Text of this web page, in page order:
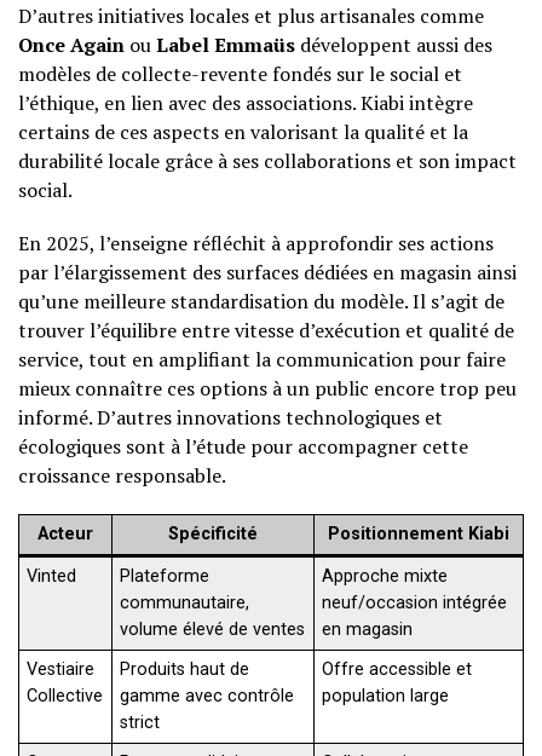
D’autres initiatives locales et plus artisanales comme
Once Again ouLabel Emmaüs développent aussi des
modèles de collecte-revente fondés sur le social et
l’éthique, en lien avec des associations. Kiabi intègre
certains de ces aspects en valorisant la qualité et la
durabilité locale grâce à ses collaborations et son impact
social.
En 2025, l’enseigne réfléchit à approfondir ses actions
par l’élargissement des surfaces dédiées en magasin ainsi
qu’une meilleure standardisation du modèle. Il s’agit de
trouver l’équilibre entre vitesse d’exécution et qualité de
service, tout en amplifiant la communication pour faire
mieux connaître ces options à un public encore trop peu
informé. D’autres innovations technologiques et
écologiques sont à l’étude pour accompagner cette
croissance responsable.
Acteur Spécificité Positionnement Kiabi
Vinted
Plateforme
communautaire,
volume élevé de ventes
Approche mixte
neuf/occasion intégrée
en magasin
Vestiaire
Collective
Produits haut de
gamme avec contrôle
strict
Offre accessible et
population large